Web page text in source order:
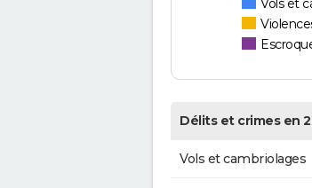
Vols et
Délits et crimes en
Vols et cambriolages